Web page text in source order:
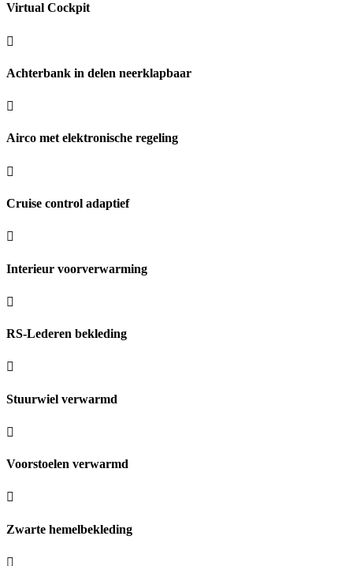
Virtual Cockpit
Achterbank in delen neerklapbaar
Airco met elektronische regeling
Cruise control adaptief
Interieur voorverwarming
RS-Lederen bekleding
Stuurwiel verwarmd
Voorstoelen verwarmd
Zwarte hemelbekleding